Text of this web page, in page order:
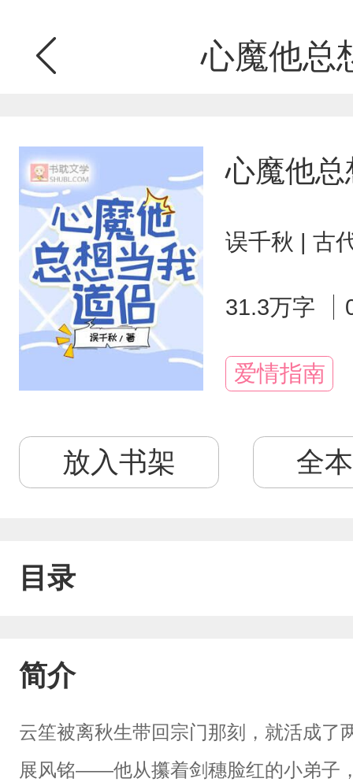
心魔他总
心魔他
误千秋 | 古
31.3万字
爱情指南
放入书架 全
目录
简介
云笙被离秋生带回宗门那刻，就活成了
展风铭——他从攥着剑穗脸红的小弟子